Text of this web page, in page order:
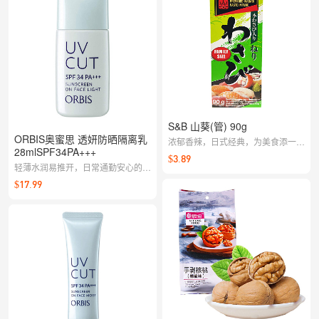
ORBIS奥蜜思 透妍防晒隔离乳
28mlSPF34PA+++
轻薄水润易推开，日常通勤安心的
SPF34 PA+++防晒力，帮助均匀肤
色、提升服帖度，妆前一层，清爽不
$17.99
S&B 山葵(管) 90g
浓郁香辣，日式经典，为美食添一抹
清辣
$3.89